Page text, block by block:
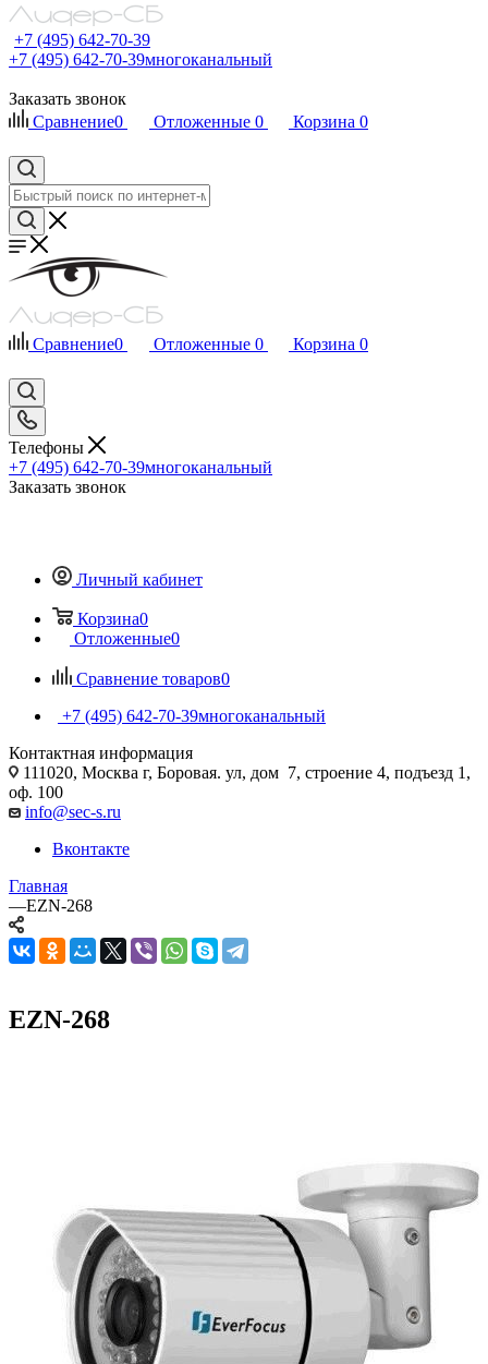
+7 (495) 642-70-39
+7 (495) 642-70-39многоканальный
Заказать звонок
Сравнение0 Отложенные 0 Корзина 0
Сравнение0 Отложенные 0 Корзина 0
Телефоны
+7 (495) 642-70-39многоканальный
Заказать звонок
Личный кабинет
Корзина0
Отложенные0
Сравнение товаров0
+7 (495) 642-70-39многоканальный
Контактная информация
111020, Москва г, Боровая. ул, дом 7, строение 4, подъезд 1,
оф. 100
info@sec-s.ru
Вконтакте
Главная
—EZN-268
EZN-268